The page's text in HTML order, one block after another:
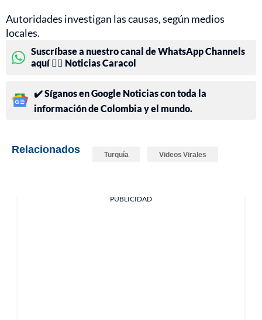
Autoridades investigan las causas, según medios
locales.
Suscríbase a nuestro canal de WhatsApp Channels
aquí 👉🏻 Noticias Caracol
✔️ Síganos en Google Noticias con toda la
información de Colombia y el mundo.
Relacionados Turquía Videos Virales
PUBLICIDAD